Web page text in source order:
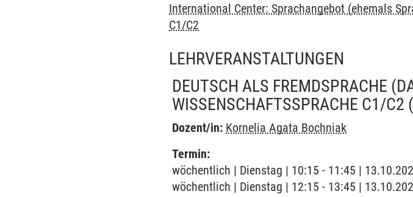
International Center: Sprachangebot (ehemals
C1/C2
LEHRVERANSTALTUNGEN
DEUTSCH ALS FREMDSPRACHE
WISSENSCHAFTSSPRACHE C1/C2
Dozent/in: Kornelia Agata Bochniak
Termin:
wöchentlich | Dienstag | 10:15 - 11:45 |
wöchentlich | Dienstag | 12:15 - 13:45 |